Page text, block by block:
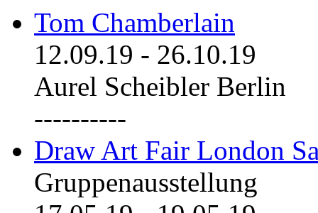
Tom Chamberlain
12.09.19 - 26.10.19
Aurel Scheibler Berlin
----------
Draw Art Fair London
Gruppenausstellung